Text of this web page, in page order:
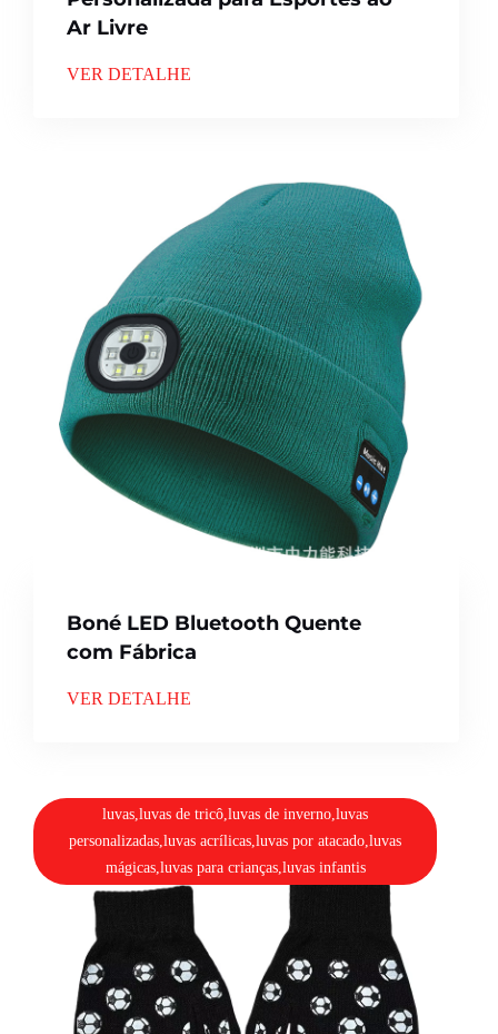
Ar Livre
VER DETALHE
Boné LED Bluetooth Quente
com Fábrica
VER DETALHE
luvas,luvas de tricô,luvas de inverno,luvas
personalizadas,luvas acrílicas,luvas por atacado,luvas
mágicas,luvas para crianças,luvas infantis